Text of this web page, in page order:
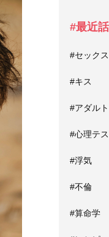
#最近
#セックス
#キス
#アダル
#心理テ
#浮気
#不倫
#算命学